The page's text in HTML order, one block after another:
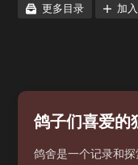
更多目录 加
鸽子们喜爱的
鸽舍是一个记录和探